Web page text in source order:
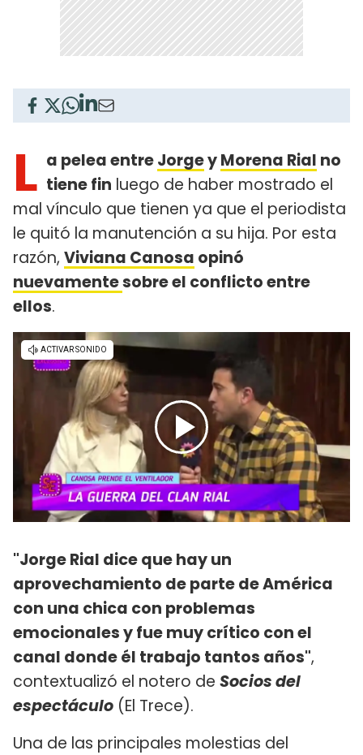
L a pelea entreJorgeyMorena Rial no
tiene fin luego de haber mostrado el
mal vínculo que tienen ya que el periodista
le quitó la manutención a su hija. Por esta
razón, Viviana Canosa opinó
nuevamentesobre el conflicto entre
ellos.
"Jorge Rial dice que hay un
aprovechamiento de parte de América
con una chica con problemas
emocionales y fue muy crítico con el
canal donde él trabajo tantos años",
contextualizó el notero de Socios del
espectáculo (El Trece).
Una de las principales molestias del